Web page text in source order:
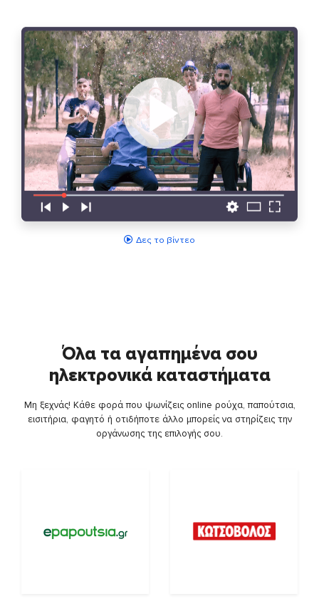
Δες το βίντεο
Όλα τα αγαπημένα σου
ηλεκτρονικά καταστήματα
Μη ξεχνάς! Κάθε φορά που ψωνίζεις online ρούχα, παπούτσια,
εισιτήρια, φαγητό ή οτιδήποτε άλλο μπορείς να στηρίζεις την
οργάνωσης της επιλογής σου.